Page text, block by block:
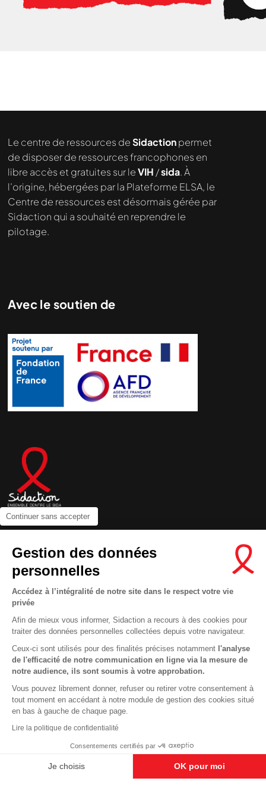
Continuer sans accepter
Gestion des données
personnelles
Accédez à l’intégralité de notre site dans le respect votre vie
privée
Afin de mieux vous informer, Sidaction a recours à des cookies pour
traiter des données personnelles collectées depuis votre navigateur.
Ceux-ci sont utilisés pour des finalités précises notamment l'analyse
de l'efficacité de notre communication en ligne via la mesure de
notre audience, ils sont soumis à votre approbation.
Vous pouvez librement donner, refuser ou retirer votre consentement à
tout moment en accédant à notre module de gestion des cookies situé
en bas à gauche de chaque page.
Lire la politique de confidentialité
Consentements certifiés par
Je choisis OK pour moi
Le centre de ressources deSidactionpermet
de disposer de ressources francophones en
libre accès et gratuites sur leVIH /sida. À
l’origine, hébergées par la Plateforme ELSA, le
Centre de ressources est désormais gérée par
Sidaction qui a souhaité en reprendre le
pilotage.
Avec le soutien de
Newsletter
Nous suivre sur les réseaux :
MENTIONS LÉGALES
CONDITIONS D’UTILISATION ET PROTECTION DES DONNÉES
COOKIES
This site uses cookies and gives you control over what you want to
En savoir plus